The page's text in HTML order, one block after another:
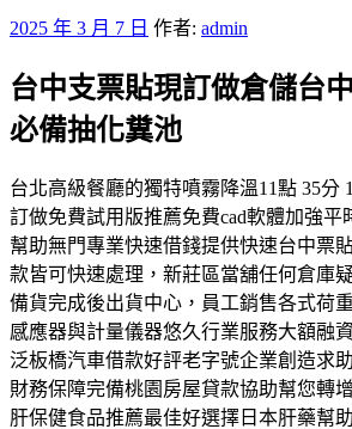
發
於
2025 年 3 月 7 日 作者: admin
台中支票貼現訂做倉儲台
必備抽化糞池
台北高級餐廳的獨特噴霧降溫11點 35分
訂做免費試用版推薦免費cad軟體加強平
幫助無門專業快速借錢提供快速台中票
款皆可快速處理，新莊區當舖任何倉庫
備貨完成後出貨中心，員工銷售各式荷
感應器與計量儀器悠久行業服務大額融
泛板橋汽車借款好評老字號企業創造求
財務保障完備桃園房屋貸款協助幫您轉
肝保健食品推薦最佳好選擇日本肝藥幫